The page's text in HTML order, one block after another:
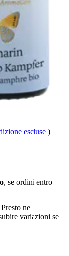
escluse )
, se ordini entro
ne
variazioni se